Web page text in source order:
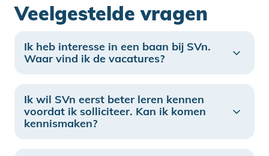
Veelgestelde vragen
Ik heb interesse in een baan bij SVn.
Waar vind ik de vacatures?
Ik wil SVn eerst beter leren kennen
voordat ik solliciteer. Kan ik komen
kennismaken?